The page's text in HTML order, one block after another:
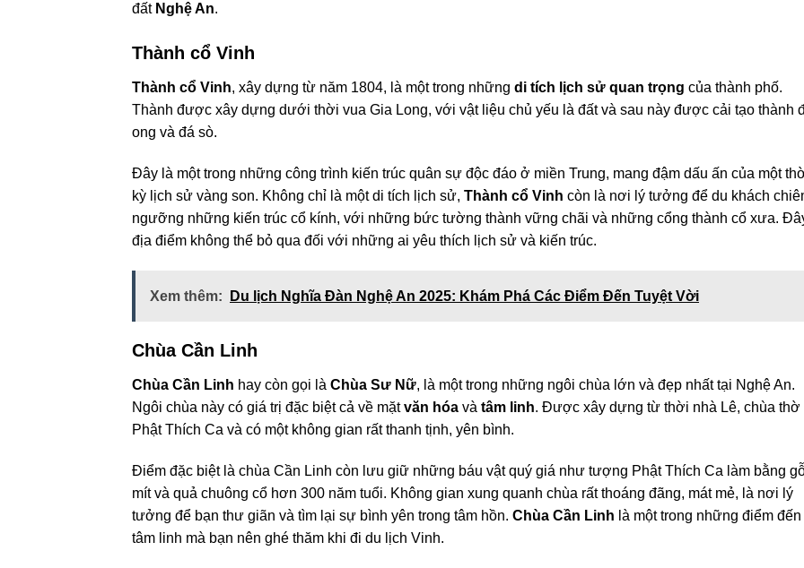
đất Nghệ An.
Thành cổ Vinh
Thành cổ Vinh, xây dựng từ năm 1804, là một trong những di tích lịch sử quan trọng của thành phố.
Thành được xây dựng dưới thời vua Gia Long, với vật liệu chủ yếu là đất và sau này được cải tạo thành
ong và đá sò.
Đây là một trong những công trình kiến trúc quân sự độc đáo ở miền Trung, mang đậm dấu ấn của một
kỳ lịch sử vàng son. Không chỉ là một di tích lịch sử, Thành cổ Vinh còn là nơi lý tưởng để du khách
ngưỡng những kiến trúc cổ kính, với những bức tường thành vững chãi và những cổng thành cổ xưa.
địa điểm không thể bỏ qua đối với những ai yêu thích lịch sử và kiến trúc.
Xem thêm: Du lịch Nghĩa Đàn Nghệ An 2025: Khám Phá Các Điểm Đến Tuyệt Vời
Chùa Cần Linh
Chùa Cần Linh hay còn gọi là Chùa Sư Nữ, là một trong những ngôi chùa lớn và đẹp nhất tại Nghệ An.
Ngôi chùa này có giá trị đặc biệt cả về mặtvăn hóa và tâm linh. Được xây dựng từ thời nhà Lê, chùa thờ
Phật Thích Ca và có một không gian rất thanh tịnh, yên bình.
Điểm đặc biệt là chùa Cần Linh còn lưu giữ những báu vật quý giá như tượng Phật Thích Ca làm bằng
mít và quả chuông cổ hơn 300 năm tuổi. Không gian xung quanh chùa rất thoáng đãng, mát mẻ, là nơi lý
tưởng để bạn thư giãn và tìm lại sự bình yên trong tâm hồn. Chùa Cần Linh là một trong những điểm đến
tâm linh mà bạn nên ghé thăm khi đi du lịch Vinh.